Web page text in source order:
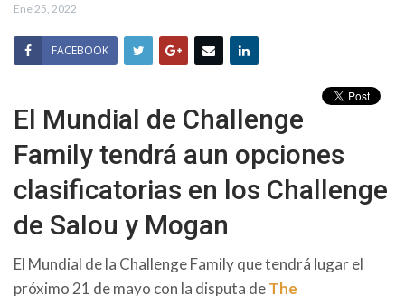
Ene 25, 2022
FACEBOOK
El Mundial de Challenge
Family tendrá aun opciones
clasificatorias en los Challenge
de Salou y Mogan
El Mundial de la Challenge Family que tendrá lugar el
próximo 21 de mayo con la disputa deThe